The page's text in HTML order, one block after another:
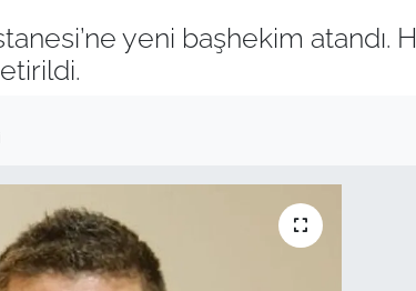
yeni başhekim atandı.